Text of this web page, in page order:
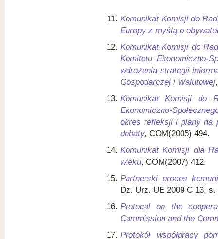
Komunikat Komisji do
Europy z myślą o
Komunikat Komisji do
Komitetu Ekonomiczno-
wdrożenia strategii
Gospodarczej i Walutowej
Komunikat Komisji do
Ekonomiczno-
okres refleksji i plany na
debaty, COM(2005) 494.
Komunikat Komisji dla
wieku, COM(2007) 412.
Partnerski proces
Dz. Urz. UE 2009 C 13, s.
Protocol on the
Commission and the
Protokół współpracy